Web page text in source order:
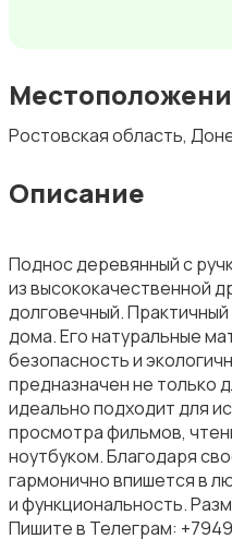
Ростовская область,
Описание
Поднос деревянный с
из высококачественной
долговечный.
дома. Его натуральные
безопасность и
предназначен не только
идеально подходит для
просмотра фильмов,
ноутбуком. Благодаря
гармонично впишется в
и функциональность.
Пишите в Телеграм: